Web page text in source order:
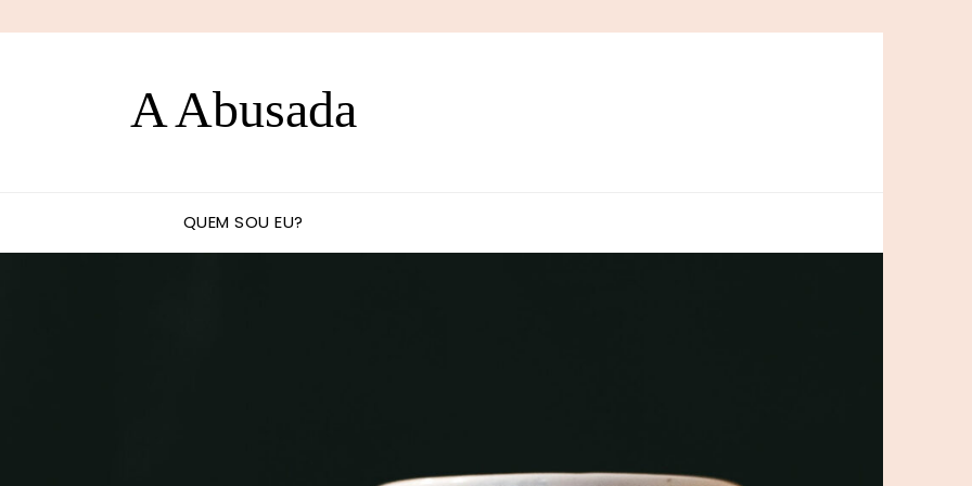
A Abusada
QUEM SOU EU?